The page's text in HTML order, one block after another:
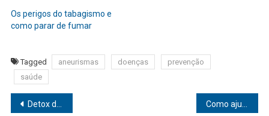
Os perigos do tabagismo e
como parar de fumar
Tagged aneurismas doenças
prevenção
saúde
Navegação
Detox digital: 3 dicas para se desconectar do on e se conectar com o off